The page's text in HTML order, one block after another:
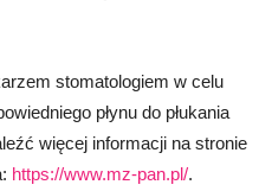
stomatologiem w celu
płynu do płukania
więcej informacji na stronie
https://www.mz-pan.pl/.